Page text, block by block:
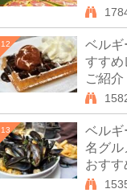
12
ベルギ
すすめ
ご紹介
13
ベルギ
名グル
おすす